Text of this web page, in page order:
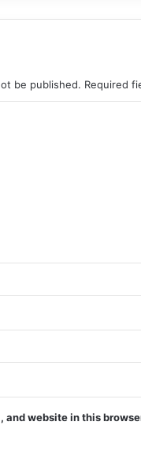
be published. Required
and website in this